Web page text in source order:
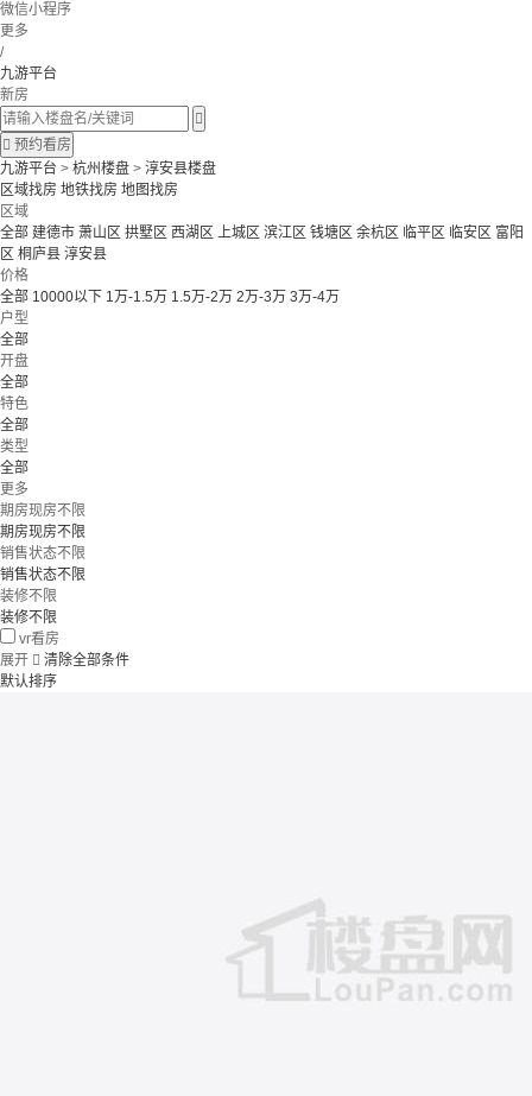
微信小程序
更多
/
九游平台
新房

 预约看房
九游平台 > 杭州楼盘 > 淳安县楼盘
区域找房 地铁找房 地图找房
区域
全部 建德市 萧山区 拱墅区 西湖区 上城区 滨江区 钱塘区 余杭区 临平区 临安区 富阳
区 桐庐县 淳安县
价格
全部 10000以下 1万-1.5万 1.5万-2万 2万-3万 3万-4万
户型
全部
开盘
全部
特色
全部
类型
全部
更多
期房现房不限
期房现房不限
销售状态不限
销售状态不限
装修不限
装修不限
vr看房
展开  清除全部条件
默认排序